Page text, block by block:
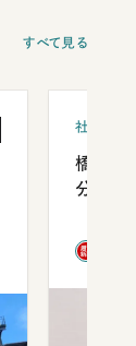
すべて見る
社会
橋本愛
分 佐